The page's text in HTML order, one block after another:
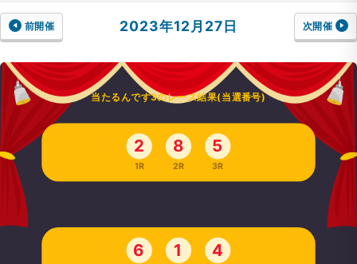
前開催 2023年12月27日 次開催
当たるんです3のレース結果(当選番号)
2
1R
8
2R
5
3R
6 1 4